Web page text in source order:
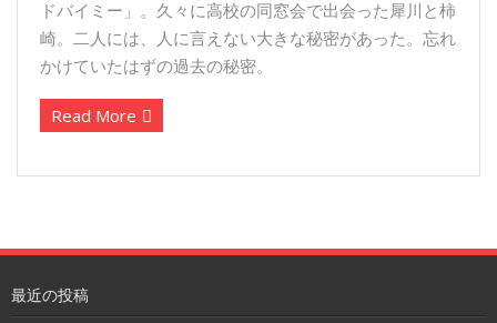
ドバイミー」。久々に高校の同窓会で出会った犀川と柿
崎。二人には、人に言えない大きな秘密があった。忘れ
かけていたはずの過去の秘密。
Read More
最近の投稿